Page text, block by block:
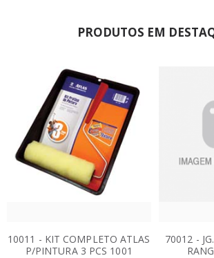
PRODUTOS EM
10011 - KIT COMPLETO ATLAS
P/PINTURA 3 PCS 1001
70012 -